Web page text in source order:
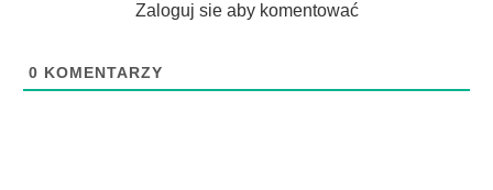
Zaloguj sie aby komentować
0 KOMENTARZY